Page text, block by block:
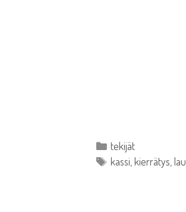
Kategoriat
tekijät
Avainsanat
kassi kierrätys